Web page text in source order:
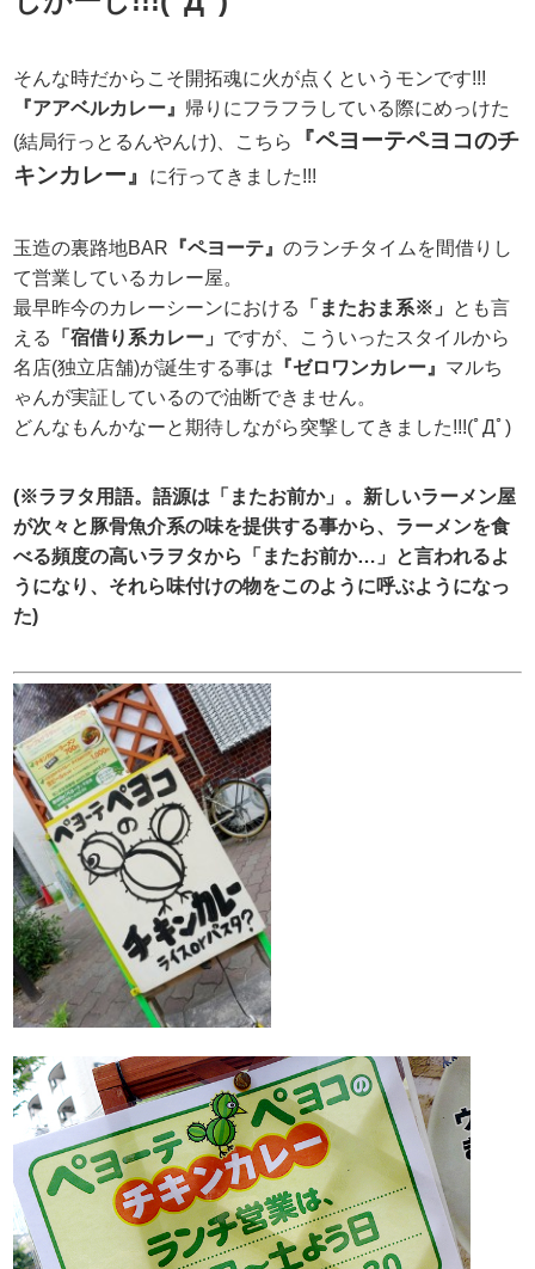
そんな時だからこそ開拓魂に火が点くというモンです!!!
『アアベルカレー』 帰りにフラフラしている際にめっけた
(結局行っとるんやんけ)、こちら
『ペヨーテペヨコのチ
キンカレー』
に行ってきました!!!
玉造の裏路地BAR 『ペヨーテ』のランチタイムを間借りし
て営業しているカレー屋。
最早昨今のカレーシーンにおける
「またおま系※」
とも言
える
「宿借り系カレー」 ですが、こういったスタイルから
名店(独立店舗)が誕生する事は 『ゼロワンカレー』 マルち
ゃんが実証しているので油断できません。
どんなもんかなーと期待しながら突撃してきました!!!(ﾟДﾟ)
(※ラヲタ用語。語源は「またお前か」。新しいラーメン屋
が次々と豚骨魚介系の味を提供する事から、ラーメンを食
べる頻度の高いラヲタから「またお前か…」と言われるよ
うになり、それら味付けの物をこのように呼ぶようになっ
た)